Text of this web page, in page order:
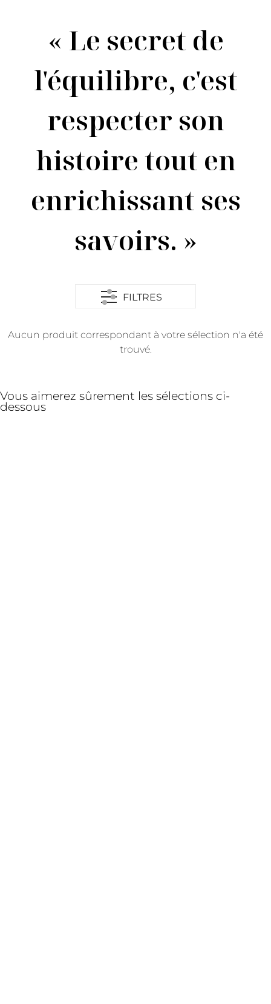
« Le secret de
l'équilibre, c'est
respecter son
histoire tout en
enrichissant ses
savoirs. »
FILTRES
Aucun produit correspondant à votre sélection n'a été
trouvé.
Vous aimerez sûrement les sélections ci-
dessous